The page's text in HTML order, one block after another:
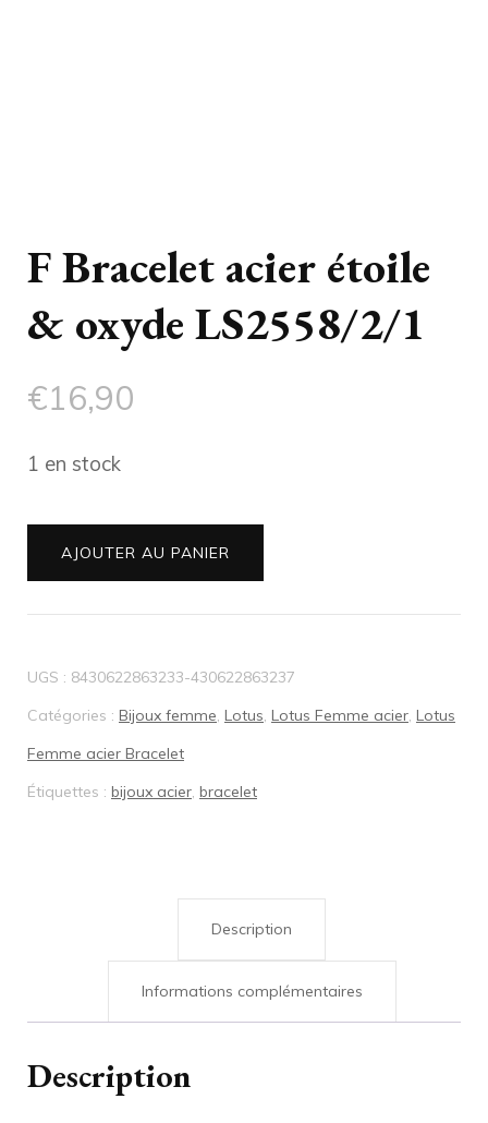
F Bracelet acier étoile
& oxyde LS2558/2/1
€16,90
1 en stock
quantité
F
acier
étoile
&
oxyde
AJOUTER AU PANIER
UGS : 8430622863233-430622863237
Catégories : Bijoux femme, Lotus, Lotus Femme acier, Lotus
Femme acier Bracelet
Étiquettes : bijoux acier, bracelet
Description
Informations complémentaires
Description